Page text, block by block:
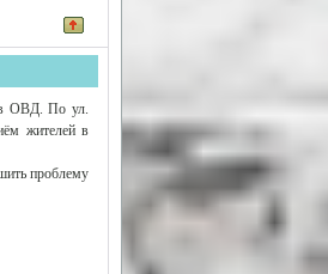
ОВД. По ул.
жителей в
проблему